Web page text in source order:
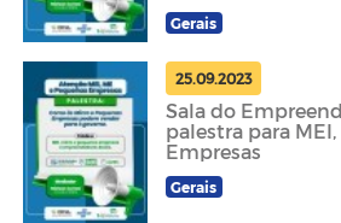
Gerais
25.09.2023
Sala do
palestra para
Empresas
Gerais